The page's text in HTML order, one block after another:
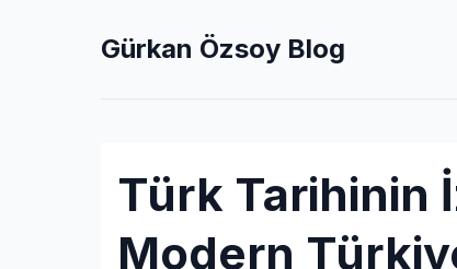
Gürkan Özsoy Blog
Türk Tarihinin
Modern